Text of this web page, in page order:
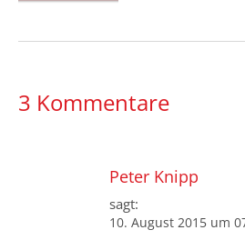
3 Kommentare
Peter Knipp
sagt:
10. August 2015 um